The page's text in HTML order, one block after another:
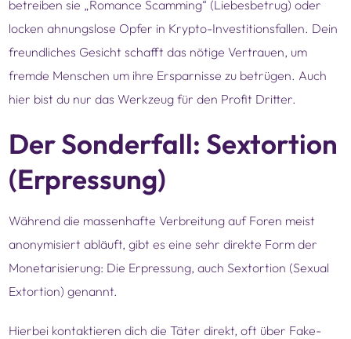
betreiben sie „Romance Scamming“ (Liebesbetrug) oder
locken ahnungslose Opfer in Krypto-Investitionsfallen. Dein
freundliches Gesicht schafft das nötige Vertrauen, um
fremde Menschen um ihre Ersparnisse zu betrügen. Auch
hier bist du nur das Werkzeug für den Profit Dritter.
Der Sonderfall: Sextortion
(Erpressung)
Während die massenhafte Verbreitung auf Foren meist
anonymisiert abläuft, gibt es eine sehr direkte Form der
Monetarisierung: Die Erpressung, auch Sextortion (Sexual
Extortion) genannt.
Hierbei kontaktieren dich die Täter direkt, oft über Fake-